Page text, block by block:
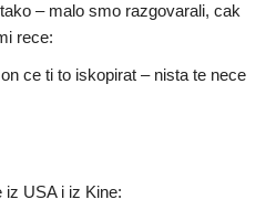
– malo smo razgovarali, cak
rece:
ce ti to iskopirat – nista te nece
iz USA i iz Kine: